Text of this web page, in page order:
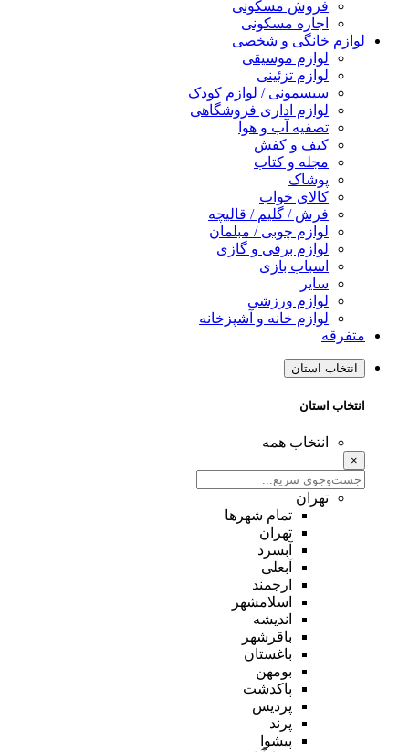
فروش مسکونی
اجاره مسکونی
لوازم خانگی و شخصی
لوازم موسیقی
لوازم تزئینی
سیسمونی / لوازم کودک
لوازم اداری فروشگاهی
تصفیه آب و هوا
کیف و کفش
مجله و کتاب
پوشاک
کالای خواب
فرش / گلیم / قالیچه
لوازم چوبی / مبلمان
لوازم برقی و گازی
اسباب بازی
سایر
لوازم ورزشی
لوازم خانه و آشپزخانه
متفرقه
انتخاب استان
انتخاب استان
انتخاب همه
×
تهران
تمام شهر‌ها
تهران
آبسرد
آبعلی
ارجمند
اسلامشهر
اندیشه
باقرشهر
باغستان
بومهن
پاکدشت
پردیس
پرند
پیشوا